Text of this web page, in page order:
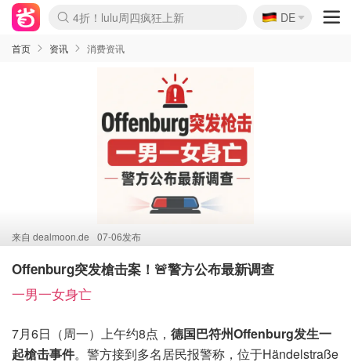
Boticinal 夏促开抢！
4折！lulu周四疯狂上新
还没结束！&OtherStories大促
Joybuy变相75折 随时失效
速领！Stanley独家85折
疑似霸哥！Camper额外叠85折
Zalando 奥莱闪促！每日更新
Moncler反季囤！5折起+叠9折
Coach Brooklyn仅€192
🇩🇪
DE
首页 资讯 消费资讯
来自 dealmoon.de 07-06发布
Offenburg突发槍击案！🚨警方公布最新调查
一男一女身亡
7月6日（周一）上午约8点， 德国巴符州Offenburg发生一
起槍击事件。警方接到多名居民报警称，位于Händelstraße